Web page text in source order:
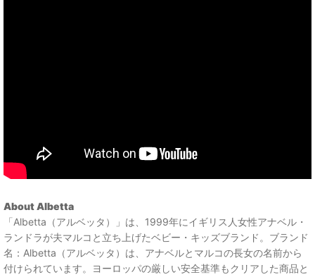
About Albetta
「Albetta（アルベッタ）」は、1999年にイギリス人女性アナベル・
ランドラが夫マルコと立ち上げたベビー・キッズブランド。ブランド
名：Albetta（アルベッタ）は、アナベルとマルコの長女の名前から
付けられています。ヨーロッパの厳しい安全基準もクリアした商品と